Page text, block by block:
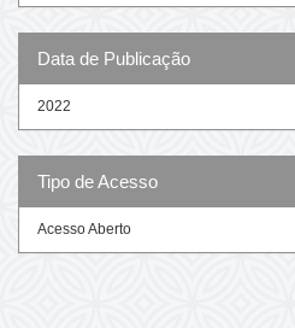
Data de Publicação
2022
Tipo de Acesso
Acesso Aberto